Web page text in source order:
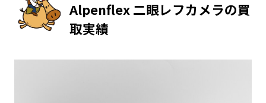
Alpenflex 二眼レフカメラの買
取実績